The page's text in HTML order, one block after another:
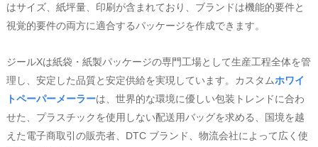
はサイズ、紙坪量、印刷が含まれており、ブランドは機能的要件と
視覚的要件の両方に適合するパッケージを作成できます。
ジールXは紙袋・紙製パッケージの専門工場として生産工程全体を管
理し、安定した品質と安定供給を実現しています。カスタムホワイ
トペーパーメーラーは、世界的な環境に優しい包装トレンドに合わ
せた、プラスチックを使用しない配送用バッグを求める、国境を越
えた電子商取引の販売者、DTC ブランド、物流会社によって広く使